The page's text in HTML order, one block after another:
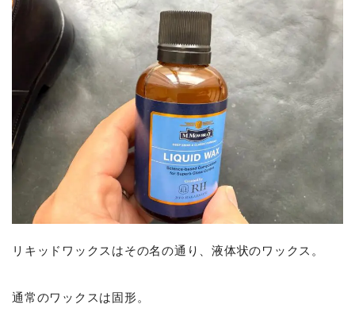
リキッドワックスはその名の通り、液体状のワックス。
通常のワックスは固形。